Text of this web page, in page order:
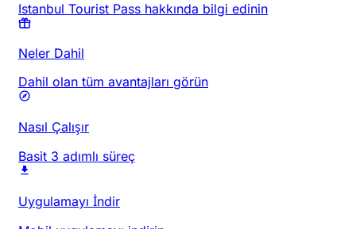
Istanbul Tourist Pass hakkında bilgi edinin
Neler Dahil
Dahil olan tüm avantajları görün
Nasıl Çalışır
Basit 3 adımlı süreç
Uygulamayı İndir